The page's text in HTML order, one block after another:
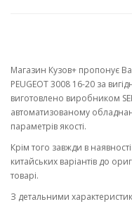
Магазин Кузов+ пропонує
PEUGEOT 3008 16-20 за
виготовлено виробником
автоматизованому
параметрів якості.
Крім того завжди в
китайських варіантів до
товарі.
З детальними